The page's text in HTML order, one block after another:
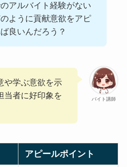
アルバイト経験がない
ように貢献意欲をアピ
良いんだろう？
バイト講師
や学ぶ意欲を示
当者に好印象を
アピールポイント